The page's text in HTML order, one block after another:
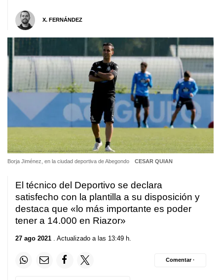
X. FERNÁNDEZ
Borja Jiménez, en la ciudad deportiva de Abegondo CESAR QUIAN
El técnico del Deportivo se declara
satisfecho con la plantilla a su disposición y
destaca que «lo más importante es poder
tener a 14.000 en Riazor»
27 ago 2021 . Actualizado a las 13:49 h.
Comentar ·